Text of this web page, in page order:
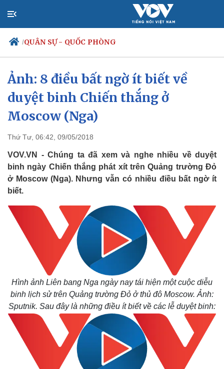
/QUÂN SỰ - QUỐC PHÒNG
Chính trị
Đảng
Tổ chức nhân sự
Nhận diện sự thật
Xã hội
Việc làm
Biển đảo
Ảnh: 8 điều bất ngờ ít biết về
duyệt binh Chiến thắng ở
Moscow (Nga)
Thứ Tư, 06:42, 09/05/2018
VOV.VN - Chúng ta đã xem và nghe nhiều về duyệt
binh ngày Chiến thắng phát xít trên Quảng trường Đỏ
ở Moscow (Nga). Nhưng vẫn có nhiều điều bất ngờ ít
biết.
Hình ảnh Liên bang Nga ngày nay tái hiện một cuộc diễu
binh lịch sử trên Quảng trường Đỏ ở thủ đô Moscow. Ảnh:
Sputnik. Sau đây là những điều ít biết về các lễ duyệt binh: